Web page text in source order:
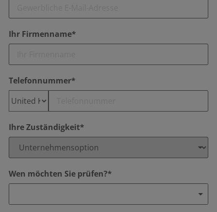
Ihr Firmenname*
Telefonnummer*
Ihre Zuständigkeit*
Wen möchten Sie prüfen?*